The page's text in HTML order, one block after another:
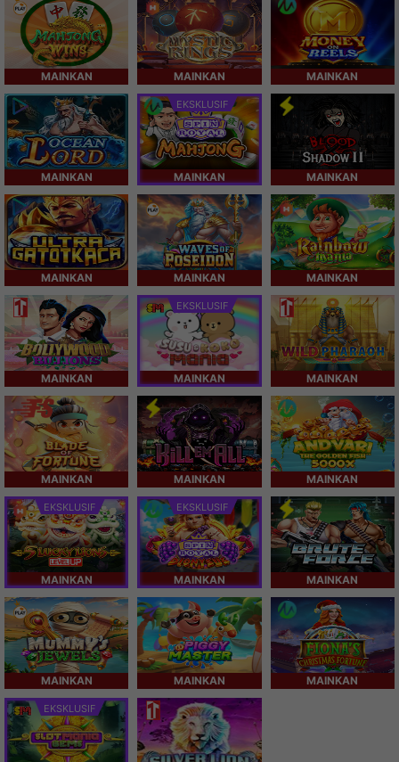
MAINKAN MAINKAN MAINKAN
MAINKAN
EKSKLUSIF
MAINKAN MAINKAN
MAINKAN MAINKAN MAINKAN
MAINKAN
EKSKLUSIF
MAINKAN MAINKAN
MAINKAN MAINKAN MAINKAN
EKSKLUSIF
MAINKAN
EKSKLUSIF
MAINKAN MAINKAN
MAINKAN MAINKAN MAINKAN
EKSKLUSIF